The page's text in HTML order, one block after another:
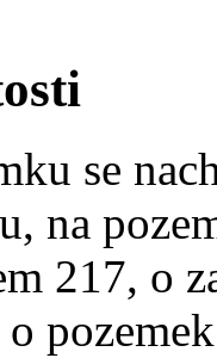
se
na
217, o